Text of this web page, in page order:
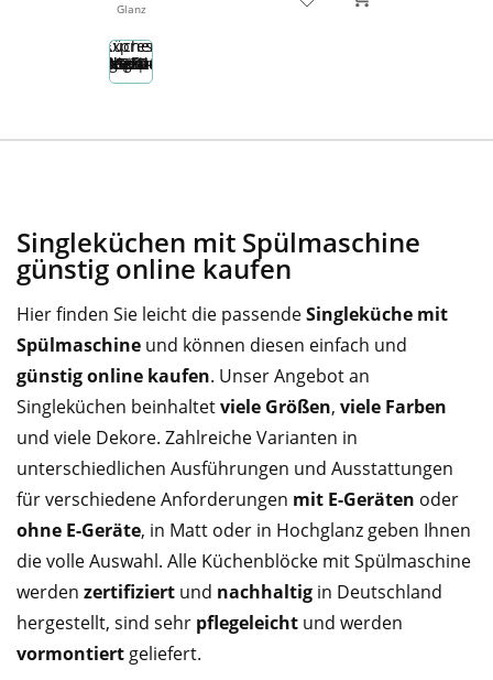
Glanz
Singleküchen mit Spülmaschine
günstig online kaufen
Hier finden Sie leicht die passendeSingleküche mit
Spülmaschine und können diesen einfach und
günstig online kaufen. Unser Angebot an
Singleküchen beinhaltetviele Größen, viele Farben
und viele Dekore. Zahlreiche Varianten in
unterschiedlichen Ausführungen und Ausstattungen
für verschiedene Anforderungen mit E-Geräten oder
ohne E-Geräte, in Matt oder in Hochglanz geben Ihnen
die volle Auswahl. Alle Küchenblöcke mit Spülmaschine
werden zertifiziert und nachhaltig in Deutschland
hergestellt, sind sehr pflegeleicht und werden
vormontiert geliefert.